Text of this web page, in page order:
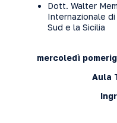
Dott. Walter
Internazionale
Sud e la Sicilia
mercoledì
Aula